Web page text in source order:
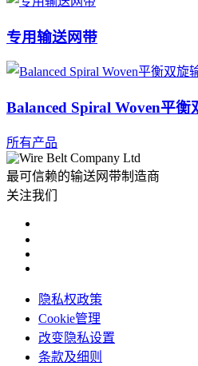
专用输送网带
Balanced Spiral Woven平衡
所有产品
最可信赖的输送网带制造商
关注我们
隐私权政策
Cookie管理
改变隐私设置
条款及细则